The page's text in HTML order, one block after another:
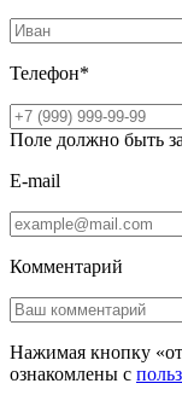
Телефон*
Поле должно быть
E-mail
Комментарий
Нажимая кнопку
ознакомлены с